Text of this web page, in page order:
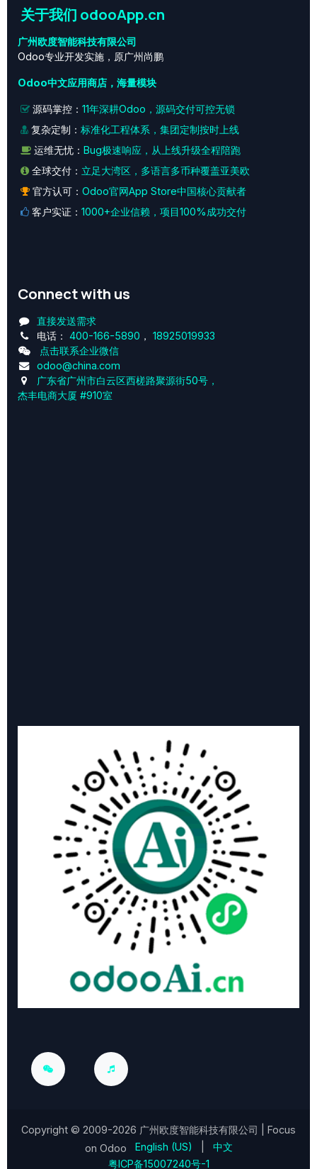
关于我们 odooApp.cn
广州欧度智能科技有限公司
Odoo专业开发实施，原广州尚鹏
Odoo中文应用商店，海量模块
源码掌控： 11年深耕Odoo，源码交付可控无锁
复杂定制： 标准化工程体系，集团定制按时上线
运维无忧： Bug极速响应，从上线升级全程陪跑
全球交付： 立足大湾区，多语言多币种覆盖亚美欧
官方认可： Odoo官网App Store中国核心贡献者
客户实证： 1000+企业信赖，项目100%成功交付
Connect with us
直接发送需求
电话： 400-166-5890 ， 18925019933
点击联系企业微信
odoo@china.com
广东省广州市白云区西槎路聚源街50号，
杰丰电商大厦 #910室
Copyright © 2009-2026 广州欧度智能科技有限公司
| Focus
on Odoo
English (US)
中文
粤ICP备15007240号-1